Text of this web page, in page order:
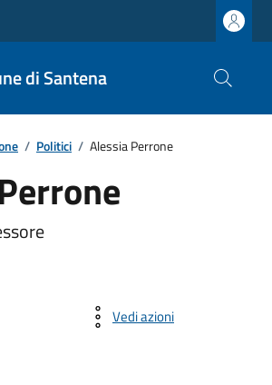
di Santena
/ Politici / Alessia Perrone
Vedi azioni